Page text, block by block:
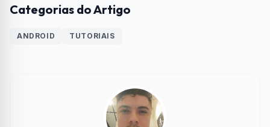
Categorias do Artigo
ANDROID TUTORIAIS